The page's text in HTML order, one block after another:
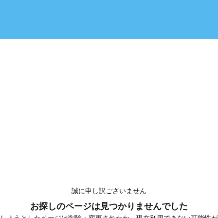
誠に申し訳ございません
お探しのページは見つかりませんでした